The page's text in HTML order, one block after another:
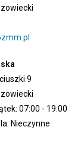
9
07:00 - 19:00
Nieczynne